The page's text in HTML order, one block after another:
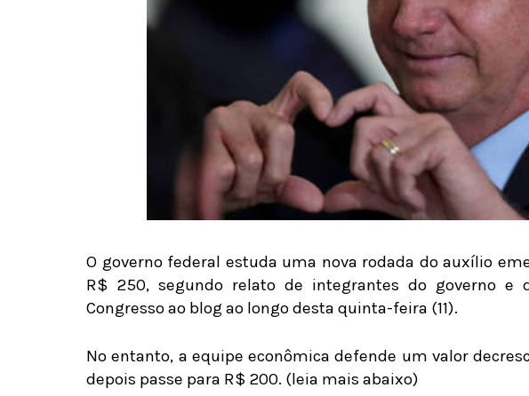
O governo federal estuda uma nova rodada do auxílio
R$ 250, segundo relato de integrantes do governo e
Congresso ao blog ao longo desta quinta-feira (11).
No entanto, a equipe econômica defende um valor
depois passe para R$ 200. (leia mais abaixo)